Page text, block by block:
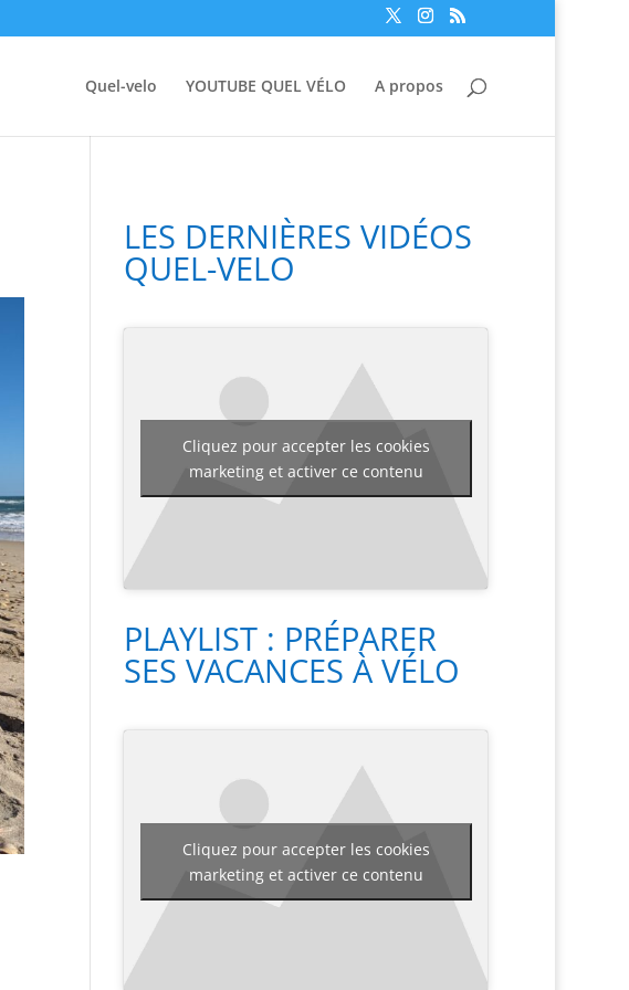
Quel-velo YOUTUBE QUEL VÉLO A propos
LES DERNIÈRES VIDÉOS
QUEL-VELO
Cliquez pour accepter les cookies
marketing et activer ce contenu
PLAYLIST : PRÉPARER
SES VACANCES À VÉLO
Cliquez pour accepter les cookies
marketing et activer ce contenu